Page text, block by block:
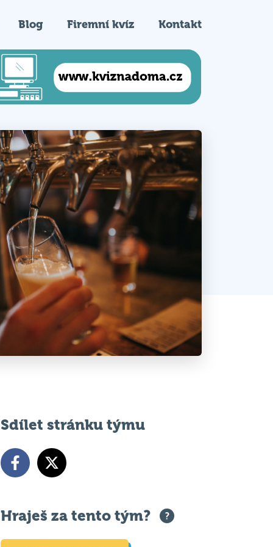
Blog Firemní kvíz Kontakt
Sdílet stránku týmu
Hraješ za tento tým?